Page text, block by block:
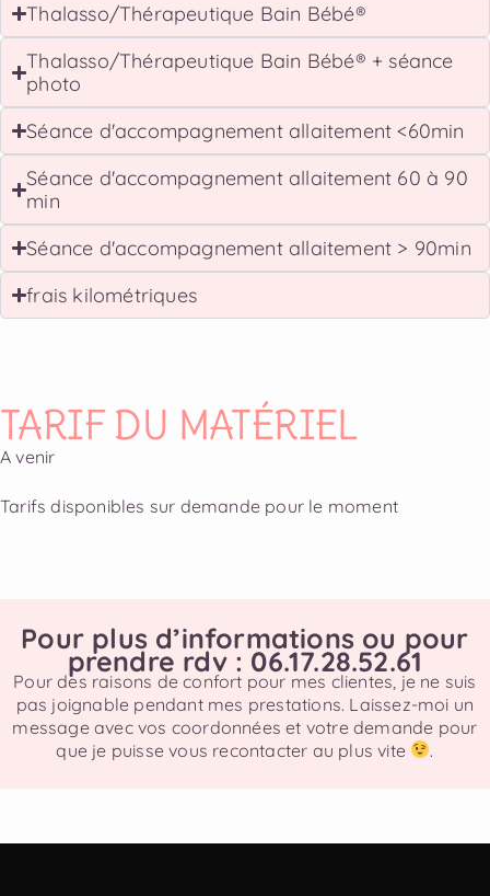
Thalasso/Thérapeutique Bain Bébé®
Thalasso/Thérapeutique Bain Bébé® + séance
photo
Séance d'accompagnement allaitement <60min
Séance d'accompagnement allaitement 60 à 90
min
Séance d'accompagnement allaitement > 90min
frais kilométriques
TARIF DU MATÉRIEL
A venir
Tarifs disponibles sur demande pour le moment
Pour plus d’informations ou pour
prendre rdv : 06.17.28.52.61
Pour des raisons de confort pour mes clientes, je ne suis
pas joignable pendant mes prestations. Laissez-moi un
message avec vos coordonnées et votre demande pour
que je puisse vous recontacter au plus vite
.